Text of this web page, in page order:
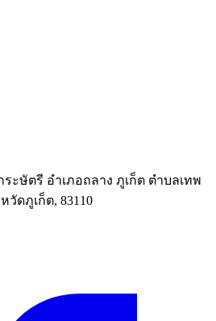
ะษัตรี อำเภอถลาง ภูเก็ต ตำบลเทพ
วัดภูเก็ต, 83110